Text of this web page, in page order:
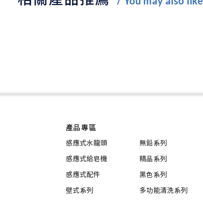
產品專區
感應式水龍頭
感應式給皂機
感應式配件
壁式系列
無鉛系列
精品系列
黑色系列
多功能清洗系列